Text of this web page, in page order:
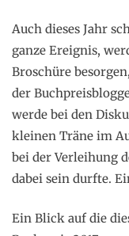
Auch dieses Jahr
ganze Ereignis,
Broschüre
der
werde bei den
kleinen Träne im
bei der Verleihung
dabei sein durfte.
Ein Blick auf die